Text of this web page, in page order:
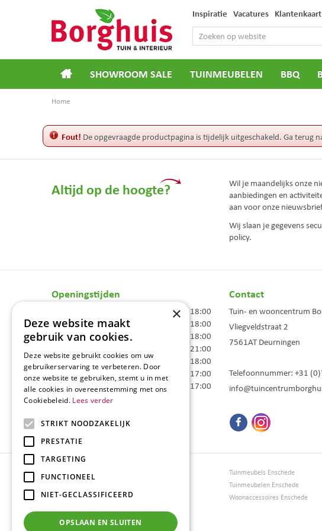
Home
Inspiratie Vacatures Klantenkaart
SHOWROOM SALE TUINMEUBELEN BBQ
Fout! De opgevraagde productpagina is tijdelijk uitgeschakeld. Ga terug
Altijd op de hoogte?
Wil je maandelijks onze
aanbiedingen en
aan voor onze
Wij slaan je gegevens
policy.
Openingstijden
09:00 - 18:00
Dinsdag
09:00 - 18:00
Woensdag
09:00 - 18:00
09:00 - 21:00
Vrijdag
09:00 - 18:00
Zaterdag
09:00 - 17:00
Zondag
10:00 - 17:00
Contact
Tuin- en wooncentrum
Vliegveldstraat 2
7561AT Deurningen
Telefoonnummer: +31
Tuincentrum Borghuis
Loungesets
Bloemen
Barbecues
Tuinmeubels Enschede
Tuinmeubelen Enschede
Woonaccessoires Enschede
×
Deze website maakt
gebruik van cookies.
Deze website gebruikt cookies om uw
gebruikerservaring te verbeteren. Door
onze website te gebruiken, stemt u in met
alle cookies in overeenstemming met ons
Cookiebeleid. Lees verder
STRIKT NOODZAKELIJK
PRESTATIE
TARGETING
FUNCTIONEEL
NIET-GECLASSIFICEERD
OPSLAAN EN SLUITEN